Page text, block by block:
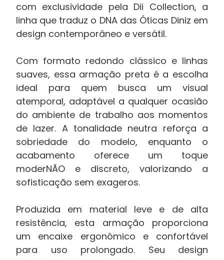
com exclusividade pela Dii Collection, a
linha que traduz o DNA das Óticas Diniz em
design contemporâneo e versátil.
Com formato redondo clássico e linhas
suaves, essa armação preta é a escolha
ideal para quem busca um visual
atemporal, adaptável a qualquer ocasião
do ambiente de trabalho aos momentos
de lazer. A tonalidade neutra reforça a
sobriedade do modelo, enquanto o
acabamento oferece um toque
moderNÃO e discreto, valorizando a
sofisticação sem exageros.
Produzida em material leve e de alta
resistência, esta armação proporciona
um encaixe ergonômico e confortável
para uso prolongado. Seu design